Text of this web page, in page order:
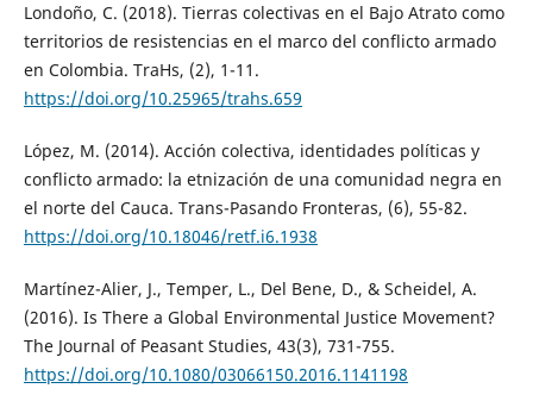
Londoño, C. (2018). Tierras colectivas en el Bajo Atrato como
territorios de resistencias en el marco del conflicto armado
en Colombia. TraHs, (2), 1-11.
https://doi.org/10.25965/trahs.659
López, M. (2014). Acción colectiva, identidades políticas y
conflicto armado: la etnización de una comunidad negra en
el norte del Cauca. Trans-Pasando Fronteras, (6), 55-82.
https://doi.org/10.18046/retf.i6.1938
Martínez-Alier, J., Temper, L., Del Bene, D., & Scheidel, A.
(2016). Is There a Global Environmental Justice Movement?
The Journal of Peasant Studies, 43(3), 731-755.
https://doi.org/10.1080/03066150.2016.1141198